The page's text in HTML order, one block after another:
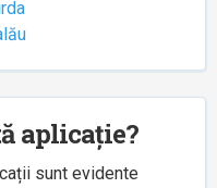
aplicație?
sunt evidente